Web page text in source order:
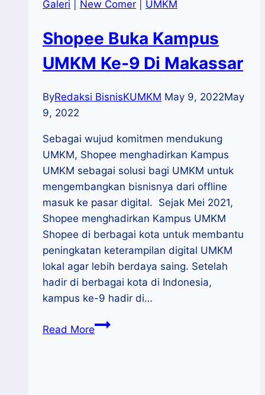
Galeri New Comer UMKM
Shopee Buka Kampus
UMKM Ke-9 Di Makassar
ByRedaksi BisnisKUMKM May 9, 2022May
9, 2022
Sebagai wujud komitmen mendukung
UMKM, Shopee menghadirkan Kampus
UMKM sebagai solusi bagi UMKM untuk
mengembangkan bisnisnya dari offline
masuk ke pasar digital. Sejak Mei 2021,
Shopee menghadirkan Kampus UMKM
Shopee di berbagai kota untuk membantu
peningkatan keterampilan digital UMKM
lokal agar lebih berdaya saing. Setelah
hadir di berbagai kota di Indonesia,
kampus ke-9 hadir di…
Read MoreShopee